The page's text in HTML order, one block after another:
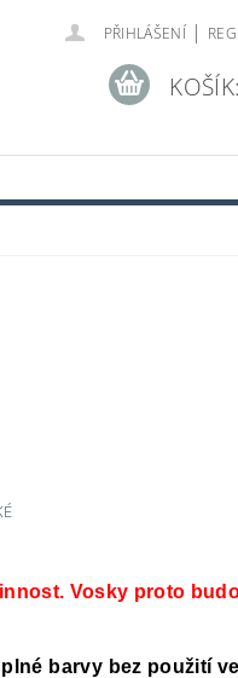
PŘIHLÁŠENÍ |
KOŠÍK:
Vosky proto
barvy bez použití